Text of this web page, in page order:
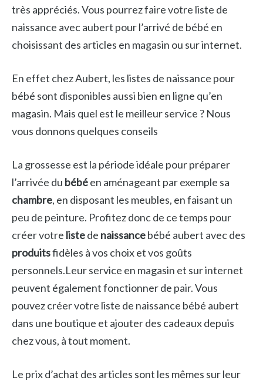
très appréciés. Vous pourrez faire votre liste de
naissance avec aubert pour l’arrivé de bébé en
choisissant des articles en magasin ou sur internet.
En effet chez Aubert, les listes de naissance pour
bébé sont disponibles aussi bien en ligne qu’en
magasin. Mais quel est le meilleur service ? Nous
vous donnons quelques conseils
La grossesse est la période idéale pour préparer
l’arrivée du bébéen aménageant par exemple sa
chambre, en disposant les meubles, en faisant un
peu de peinture. Profitez donc de ce temps pour
créer votre listede naissancebébé aubert avec des
produitsfidèles à vos choix et vos goûts
personnels.Leur service en magasin et sur internet
peuvent également fonctionner de pair. Vous
pouvez créer votre liste de naissance bébé aubert
dans une boutique et ajouter des cadeaux depuis
chez vous, à tout moment.
Le prix d’achat des articles sont les mêmes sur leur